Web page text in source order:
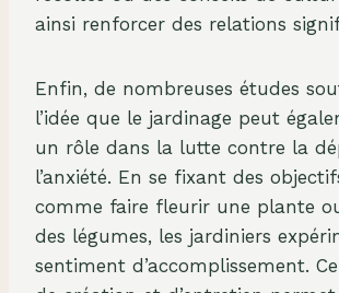
ainsi renforcer des relations
Enfin, de nombreuses études
l’idée que le jardinage peut
un rôle dans la lutte contre la
l’anxiété. En se fixant des
comme faire fleurir une plante
des légumes, les jardiniers
sentiment d’accomplissement.